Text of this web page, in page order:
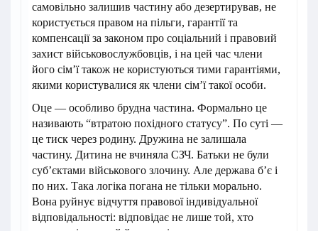
самовільно залишив частину або дезертирував, не
користується правом на пільги, гарантії та
компенсації за законом про соціальний і правовий
захист військовослужбовців, і на цей час члени
його сім’ї також не користуються тими гарантіями,
якими користувалися як члени сім’ї такої особи.
Оце — особливо брудна частина. Формально це
називають “втратою похідного статусу”. По суті —
це тиск через родину. Дружина не залишала
частину. Дитина не вчиняла СЗЧ. Батьки не були
суб’єктами військового злочину. Але держава б’є і
по них. Така логіка погана не тільки морально.
Вона руйнує відчуття правової індивідуальної
відповідальності: відповідає не лише той, хто